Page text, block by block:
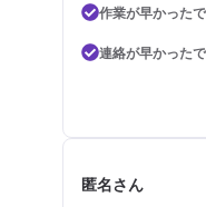
作業が早かった
連絡が早かった
匿名さん